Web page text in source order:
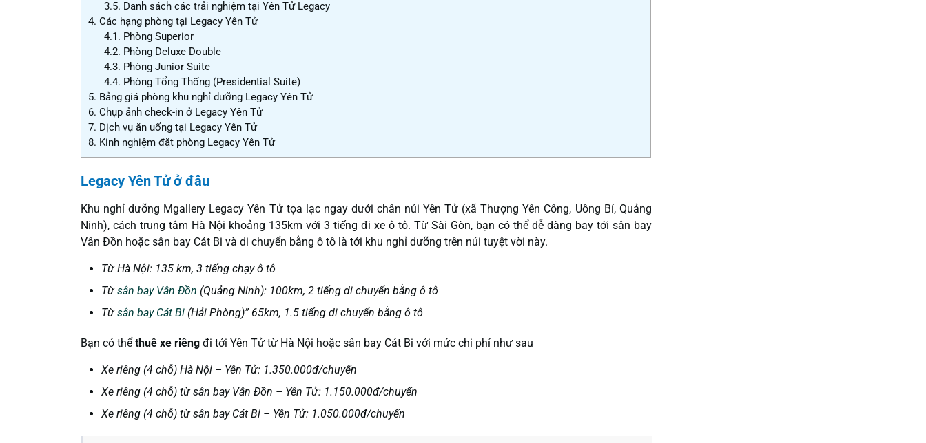
3.5. Danh sách các trải nghiệm tại Yên Tử Legacy
4. Các hạng phòng tại Legacy Yên Tử
4.1. Phòng Superior
4.2. Phòng Deluxe Double
4.3. Phòng Junior Suite
4.4. Phòng Tổng Thống (Presidential Suite)
5. Bảng giá phòng khu nghỉ dưỡng Legacy Yên Tử
6. Chụp ảnh check-in ở Legacy Yên Tử
7. Dịch vụ ăn uống tại Legacy Yên Tử
8. Kinh nghiệm đặt phòng Legacy Yên Tử
Legacy Yên Tử ở đâu
Khu nghỉ dưỡng Mgallery Legacy Yên Tử tọa lạc ngay dưới chân núi Yên Tử (xã Thượng Yên Công, Uông Bí, Quảng
Ninh), cách trung tâm Hà Nội khoảng 135km với 3 tiếng đi xe ô tô. Từ Sài Gòn, bạn có thể dễ dàng bay tới sân bay
Vân Đồn hoặc sân bay Cát Bi và di chuyển bằng ô tô là tới khu nghỉ dưỡng trên núi tuyệt vời này.
Từ Hà Nội: 135 km, 3 tiếng chạy ô tô
Từsân bay Vân Đồn (Quảng Ninh): 100km, 2 tiếng di chuyển bằng ô tô
Từsân bay Cát Bi (Hải Phòng)” 65km, 1.5 tiếng di chuyển bằng ô tô
Bạn có thểthuê xe riêng đi tới Yên Tử từ Hà Nội hoặc sân bay Cát Bi với mức chi phí như sau
Xe riêng (4 chỗ) Hà Nội – Yên Tử: 1.350.000đ/chuyến
Xe riêng (4 chỗ) từ sân bay Vân Đồn – Yên Tử: 1.150.000đ/chuyến
Xe riêng (4 chỗ) từ sân bay Cát Bi – Yên Tử: 1.050.000đ/chuyến